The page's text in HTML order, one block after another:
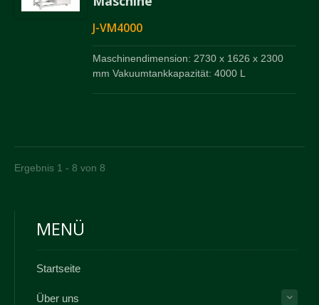
J-VM4000
Maschinendimension: 2730 x 1626 x 2300
mm Vakuumtankkapazität: 4000 L
Ergebnis 1 - 8 von 8
MENÜ
Startseite
Über uns